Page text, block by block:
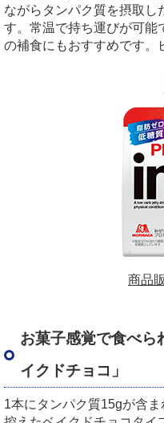
ながらタンパク質を摂取し
す。常温で持ち運びが可能
の補食にもおすすめです。
商品
お菓子感覚で食べ
イクドチョコ」
1本にタンパク質15gが含